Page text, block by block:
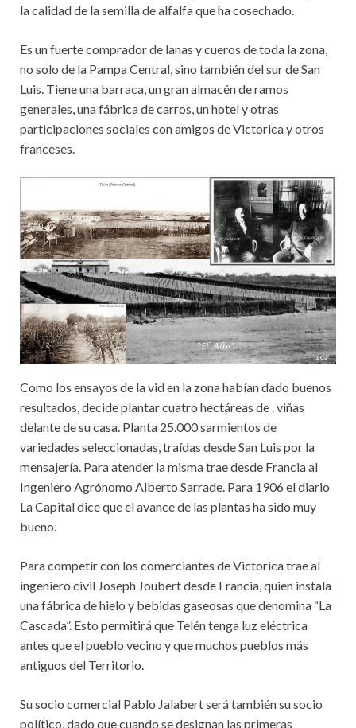
la calidad de la semilla de alfalfa que ha cosechado.
Es un fuerte comprador de lanas y cueros de toda la zona,
no solo de la Pampa Central, sino también del sur de San
Luis. Tiene una barraca, un gran almacén de ramos
generales, una fábrica de carros, un hotel y otras
participaciones sociales con amigos de Victorica y otros
franceses.
Como los ensayos de la vid en la zona habían dado buenos
resultados, decide plantar cuatro hectáreas de . viñas
delante de su casa. Planta 25.000 sarmientos de
variedades seleccionadas, traídas desde San Luis por la
mensajería. Para atender la misma trae desde Francia al
Ingeniero Agrónomo Alberto Sarrade. Para 1906 el diario
La Capital dice que el avance de las plantas ha sido muy
bueno.
Para competir con los comerciantes de Victorica trae al
ingeniero civil Joseph Joubert desde Francia, quien instala
una fábrica de hielo y bebidas gaseosas que denomina “La
Cascada”. Esto permitirá que Telén tenga luz eléctrica
antes que el pueblo vecino y que muchos pueblos más
antiguos del Territorio.
Su socio comercial Pablo Jalabert será también su socio
político, dado que cuando se designan las primeras